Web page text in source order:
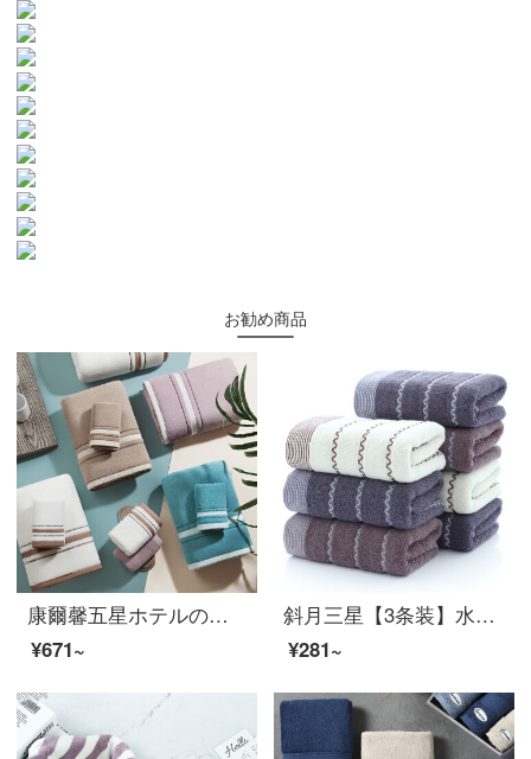
お勧め商品
康爾馨五星ホテルの全綿は大人のバスタオルの綿を吸い込みます。新疆長綿バスタオルの全綿A類無ホルムアルデヒド青緑色の800 g 150*80 cm
¥671~
斜月三星【3条装】水紋の純綿タオルメーカー直営家庭用大人用フェイスタオル、強力吸水超柔らかい肌35*75 cm 3枚に水紋タオル
¥281~